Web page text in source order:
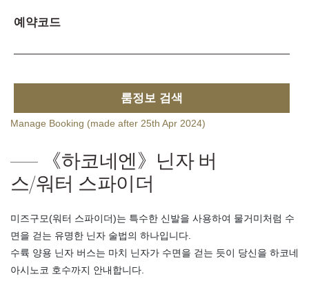
예약코드
룸정보 검색
Manage Booking (made after 25th Apr 2024)
《하코네엔》닌자 버
스/워터 스파이더
미즈구모(워터 스파이더)는 특수한 신발을 사용하여 물거미처럼 수
면을 걷는 유명한 닌자 술법의 하나입니다.
수륙 양용 닌자 버스는 마치 닌자가 수면을 걷는 듯이 당신을 하코네
아시노코 호수까지 안내합니다.